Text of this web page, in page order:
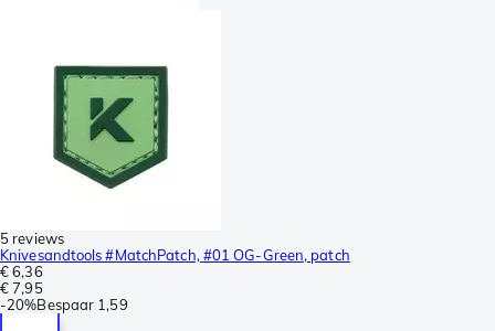
5 reviews
Knivesandtools #MatchPatch, #01 OG-Green, patch
€ 6,36
€ 7,95
-20%Bespaar 1,59